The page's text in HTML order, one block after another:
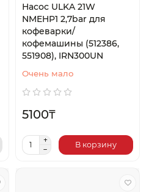
Насос ULKA 21W
NMEHP1 2,7bar для
кофеварки/
кофемашины (512386,
551908), IRN300UN
Очень мало
5100₸
В корзину